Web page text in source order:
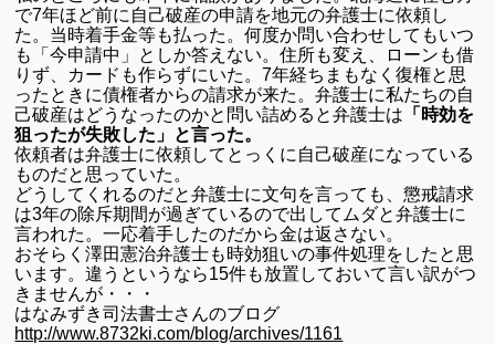
で7年ほど前に自己破産の申請を地元の弁護士に依頼し
た。当時着手金等も払った。何度か問い合わせしてもいつ
も「今申請中」としか答えない。住所も変え、ローンも借
りず、カードも作らずにいた。7年経ちまもなく復権と思
ったときに債権者からの請求が来た。弁護士に私たちの自
己破産はどうなったのかと問い詰めると弁護士は 「時効を
狙ったが失敗した」と言った。
依頼者は弁護士に依頼してとっくに自己破産になっている
ものだと思っていた。
どうしてくれるのだと弁護士に文句を言っても、懲戒請求
は3年の除斥期間が過ぎているので出してムダと弁護士に
言われた。一応着手したのだから金は返さない。
おそらく澤田憲治弁護士も時効狙いの事件処理をしたと思
います。違うというなら15件も放置しておいて言い訳がつ
きませんが・・・
はなみずき司法書士さんのブログ
http://www.8732ki.com/blog/archives/1161